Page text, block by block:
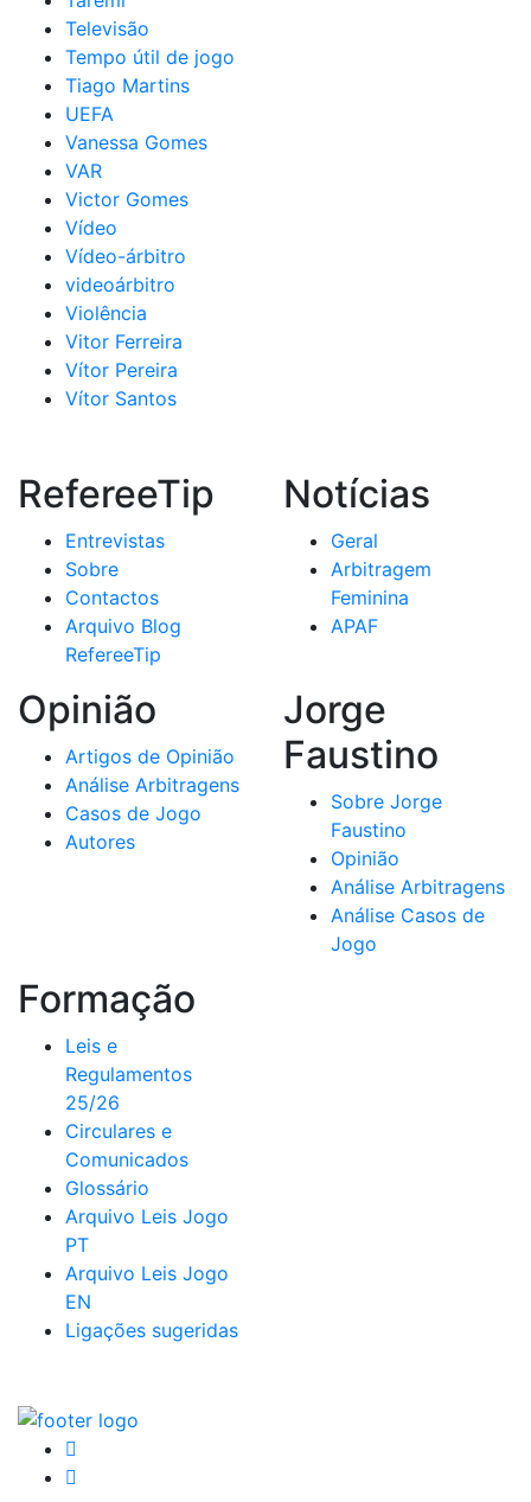
Televisão
Tempo útil de jogo
Tiago Martins
UEFA
Vanessa Gomes
VAR
Victor Gomes
Vídeo
Vídeo-árbitro
videoárbitro
Violência
Vitor Ferreira
Vítor Pereira
Vítor Santos
RefereeTip
Entrevistas
Sobre
Contactos
Arquivo Blog
RefereeTip
Notícias
Geral
Arbitragem
Feminina
APAF
Opinião
Artigos de Opinião
Análise Arbitragens
Casos de Jogo
Autores
Jorge
Faustino
Sobre Jorge
Faustino
Opinião
Análise Arbitragens
Análise Casos de
Jogo
Formação
Leis e
Regulamentos
25/26
Circulares e
Comunicados
Glossário
Arquivo Leis Jogo
PT
Arquivo Leis Jogo
EN
Ligações sugeridas